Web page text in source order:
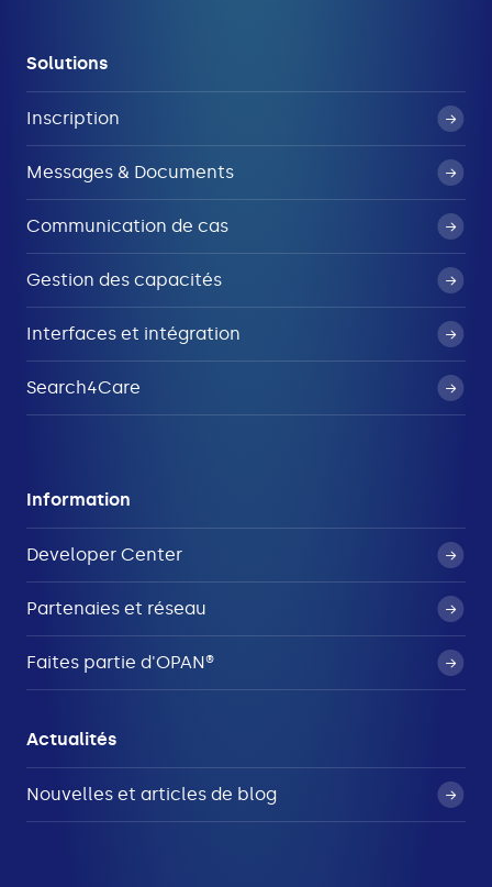
Solutions
Inscription
Messages & Documents
Communication de cas
Gestion des capacités
Interfaces et intégration
Search4Care
Information
Developer Center
Partenaies et réseau
Faites partie d'OPAN®
Actualités
Nouvelles et articles de blog